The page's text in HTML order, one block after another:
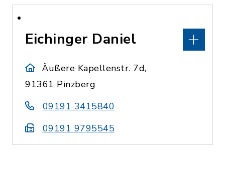
Eichinger Daniel
Äußere Kapellenstr. 7d,
91361 Pinzberg
09191 3415840
09191 9795545